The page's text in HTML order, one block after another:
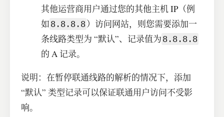
其他运营商用户通过您的其他主机 IP（例
如 8.8.8.8 ）访问网站，则您需要添加一
条线路类型为 “默认”、记录值为 8.8.8.8
的 A 记录。
说明：在暂停联通线路的解析的情况下，添加
“默认” 类型记录可以保证联通用户访问不受影
响。